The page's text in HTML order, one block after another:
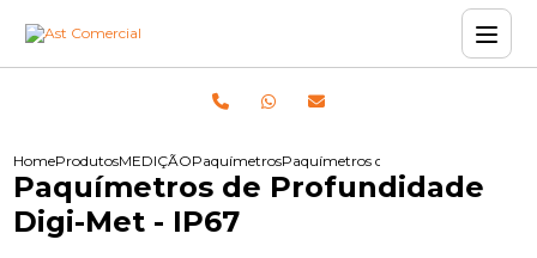
HomeProdutosMEDIÇÃOPaquímetrosPaquímetros de Profundidade Digi-
Paquímetros de Profundidade
Digi-Met - IP67